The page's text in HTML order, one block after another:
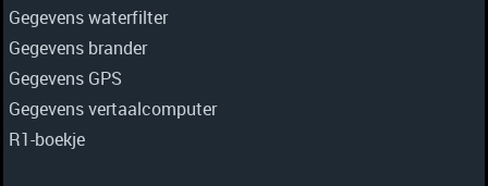
Gegevens waterfilter
Gegevens brander
Gegevens GPS
Gegevens vertaalcomputer
R1-boekje